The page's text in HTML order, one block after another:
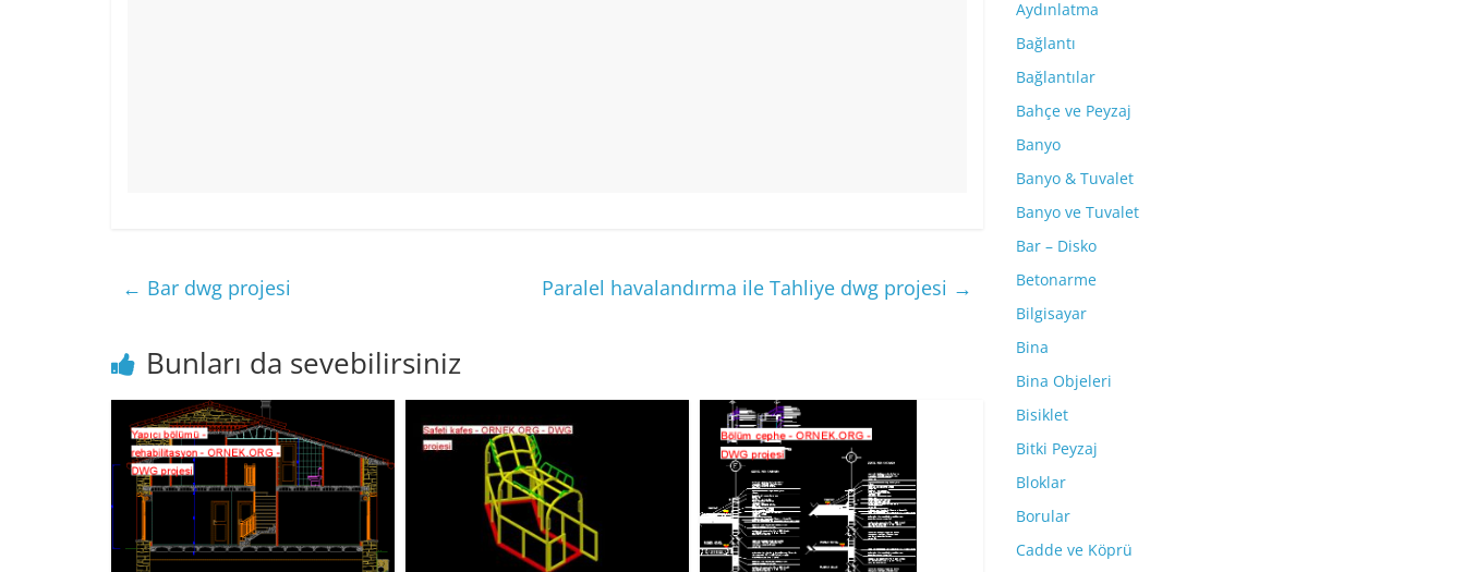
← Bar dwg projesi Paralel havalandırma ile Tahliye dwg projesi →
Bunları da sevebilirsiniz
Aydınlatma
Bağlantı
Bağlantılar
Bahçe ve Peyzaj
Banyo
Banyo & Tuvalet
Banyo ve Tuvalet
Bar – Disko
Betonarme
Bilgisayar
Bina
Bina Objeleri
Bisiklet
Bitki Peyzaj
Bloklar
Borular
Cadde ve Köprü